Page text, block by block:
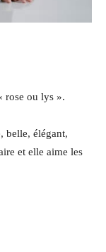
rose ou lys ».
belle, élégant,
et elle aime les